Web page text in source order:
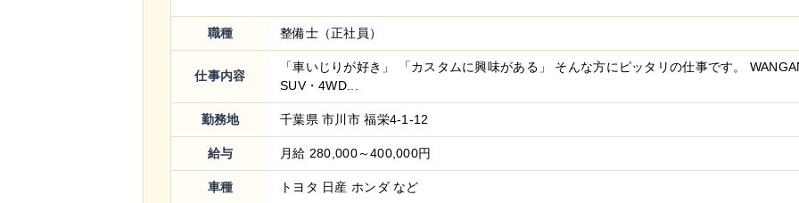
職種 整備士（正社員）
仕事内容
「車いじりが好き」 「カスタムに興味がある」 そんな方にピッタリの仕事です。
SUV・4WD...
勤務地 千葉県 市川市 福栄4-1-12
給与 月給 280,000～400,000円
車種 トヨタ 日産 ホンダ など